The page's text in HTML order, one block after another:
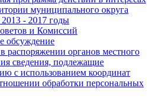
муниципального округа
- 2017 годы
и Комиссий
обсуждение
распоряжении органов местного
сведения, подлежащие
с использованием координат
обработки персональных